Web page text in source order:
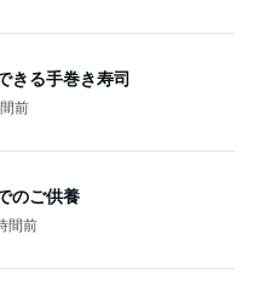
いいただき物